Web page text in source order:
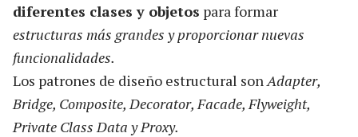
diferentes clases y objetos para formar
estructuras más grandes y proporcionar nuevas
funcionalidades.
Los patrones de diseño estructural sonAdapter,
Bridge, Composite, Decorator, Facade, Flyweight,
Private Class Data y Proxy.